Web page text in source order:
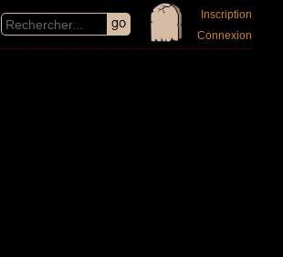
Inscription
Connexion